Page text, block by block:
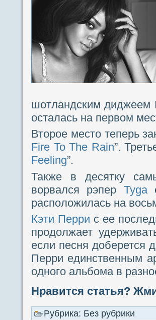
шотландским диджеем
осталась на первом
Второе место теперь
Fire To The Rain”.
Feeling”.
Также в десятку
ворвался рэпер Tyga
расположилась на
Кэти Перри с ее
продолжает
если песня доберется
Перри единственным
одного альбома в
Нравится статья?
Рубрика: Без рубрики